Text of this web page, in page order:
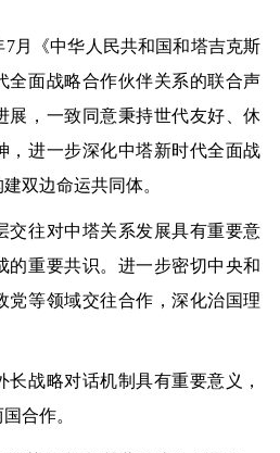
《中华人民共和国和塔吉克斯
全面战略合作伙伴关系的联合声
展，一致同意秉持世代友好、休
，进一步深化中塔新时代全面战
双边命运共同体。
往对中塔关系发展具有重要意
的重要共识。进一步密切中央和
党等领域交往合作，深化治国理
战略对话机制具有重要意义，
合作。